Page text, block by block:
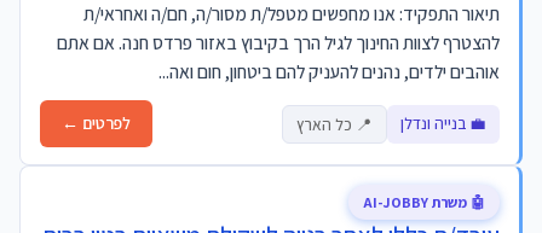
תיאור התפקיד: אנו מחפשים מטפל/ת מסור/ה, חם/ה ואחראי/ת
להצטרף לצוות החינוך לגיל הרך בקיבוץ באזור פרדס חנה. אם אתם
אוהבים ילדים, נהנים להעניק להם ביטחון, חום ואה...
💼 בנייה ונדלן 📍 כל הארץ לפרטים ←
🤖 משרת AI-JOBBY